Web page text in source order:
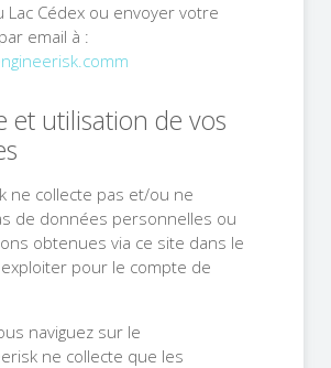
Lac Cédex ou envoyer votre
email à :
et utilisation de vos
ne collecte pas et/ou ne
de données personnelles ou
obtenues via ce site dans le
pour le compte de
naviguez sur le
ne collecte que les